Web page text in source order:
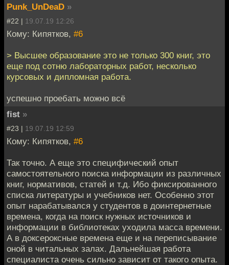
Punk_UnDeaD »
#22 | 19.07.19 12:26
Кому: Кипятков, #6
> Высшее образование это не только 300 книг, это
еще под сотню лабораторных работ, несколько
курсовых и дипломная работа.
успешно проебать можно всё
fist »
#23 | 19.07.19 12:59
Кому: Кипятков, #6
Так точно. А еще это специфический опыт
самостоятельного поиска информации из различных
книг, нормативов, статей и т.д. Ибо фиксированного
списка литературы и учебников нет. Особенно этот
опыт нарабатывался у студентов в доинтернетные
времена, когда на поиск нужных источников и
информации в библиотеках уходила масса времени.
А в доксероксные времена еще и на переписывание
оной в читальных залах. Дальнейшая работа
специалиста очень сильно зависит от такого опыта.